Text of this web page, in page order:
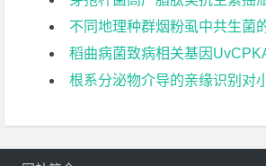
不同地理种群烟粉虱中共生菌
稻曲病菌致病相关基因
根系分泌物介导的亲缘识别对小麦幼苗